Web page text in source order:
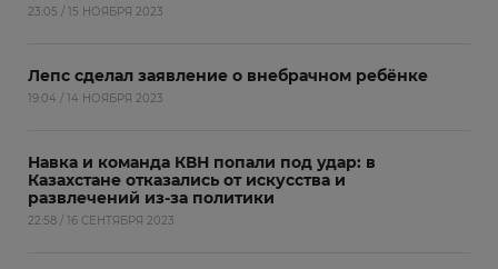
23:05 / 15 НОЯБРЯ 2023
Лепс сделал заявление о внебрачном ребёнке
19:04 / 14 НОЯБРЯ 2023
Навка и команда КВН попали под удар: в
Казахстане отказались от искусства и
развлечений из-за политики
22:58 / 16 СЕНТЯБРЯ 2023